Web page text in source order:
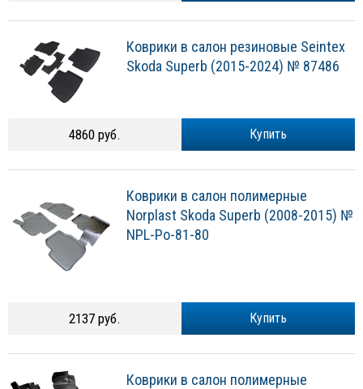
Skoda Superb (2015-2024) № 87486
Купить
Norplast Skoda Superb (2008-2015) №
NPL-Po-81-80
Купить
Norplast Skoda Superb 3D (2015-